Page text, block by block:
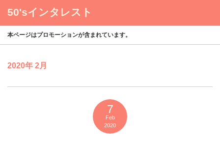
50'sインタレスト
本ページはプロモーションが含まれています。
2020年 2月
7
Feb
2020